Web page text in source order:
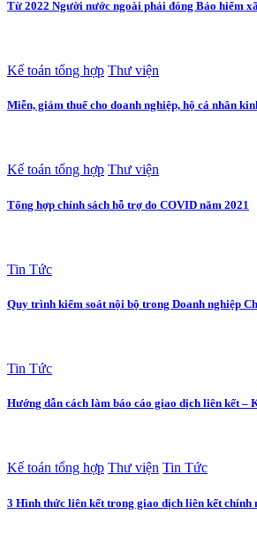
Từ 2022 Người nước ngoài phải đóng Bảo hiểm
Kế toán tổng hợp Thư viện
Miễn, giảm thuế cho doanh nghiệp, hộ cá nhân
Kế toán tổng hợp Thư viện
Tổng hợp chính sách hỗ trợ do COVID năm 2021
Tin Tức
Quy trình kiểm soát nội bộ trong Doanh nghiệp
Tin Tức
Hướng dẫn cách làm báo cáo giao dịch liên kết –
Kế toán tổng hợp Thư viện Tin Tức
3 Hình thức liên kết trong giao dịch liên kết chính